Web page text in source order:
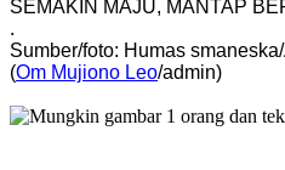
SEMAKIN MAJU, MANTAP
.
Sumber/foto: Humas
(Om Mujiono Leo/admin)